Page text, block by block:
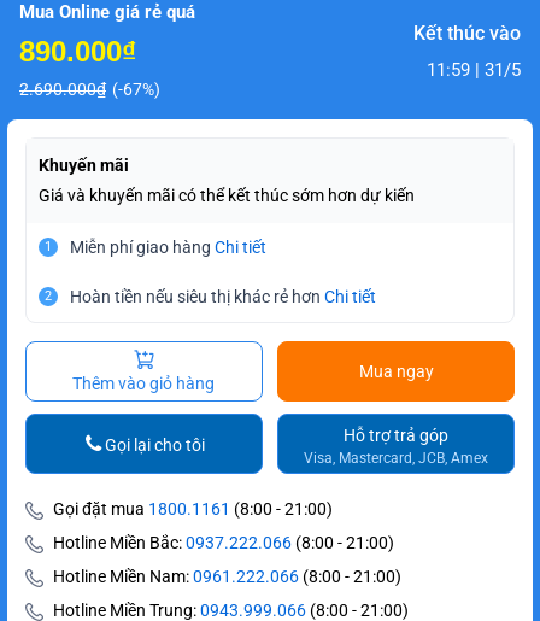
Mua Online giá rẻ quá
890.000₫
2.690.000₫ (-67%)
Kết thúc vào
11:59 | 31/5
Khuyến mãi
Giá và khuyến mãi có thể kết thúc sớm hơn dự kiến
1 Miễn phí giao hàng Chi tiết
2 Hoàn tiền nếu siêu thị khác rẻ hơn Chi tiết
Thêm vào giỏ hàng
Mua ngay
Hỗ trợ trả góp
Visa, Mastercard, JCB, Amex
Gọi lại cho tôi
Gọi đặt mua 1800.1161 (8:00 - 21:00)
Hotline Miền Bắc:0937.222.066 (8:00 - 21:00)
Hotline Miền Nam:0961.222.066 (8:00 - 21:00)
Hotline Miền Trung:0943.999.066 (8:00 - 21:00)